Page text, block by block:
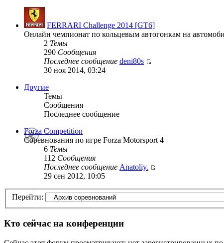
FERRARI Challenge 2014 [GT6]
Онлайн чемпионат по кольцевым автогонкам на
2 Темы
290 Сообщения
Последнее сообщение deni80s
30 ноя 2014, 03:24
Другие
Темы
Сообщения
Последнее сообщение
Forza Competition
Соревнования по игре Forza Motorsport 4
6 Темы
112 Сообщения
Последнее сообщение Anatoliy.
29 сен 2012, 10:05
Перейти:
Кто сейчас на конференции